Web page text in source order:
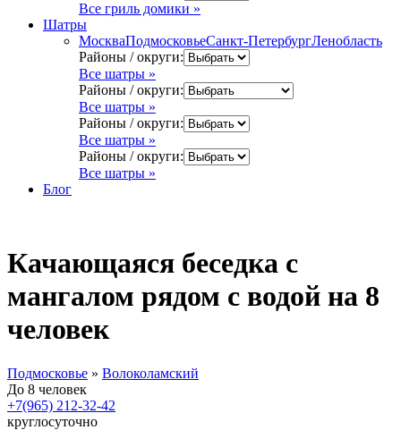
Все гриль домики »
Шатры
МоскваПодмосковьеСанкт-ПетербургЛенобласть
Районы / округи:
Все шатры »
Районы / округи:
Все шатры »
Районы / округи:
Все шатры »
Районы / округи:
Все шатры »
Блог
Качающаяся беседка с
мангалом рядом с водой на 8
человек
Подмосковье » Волоколамский
До 8 человек
+7(965) 212-32-42
круглосуточно